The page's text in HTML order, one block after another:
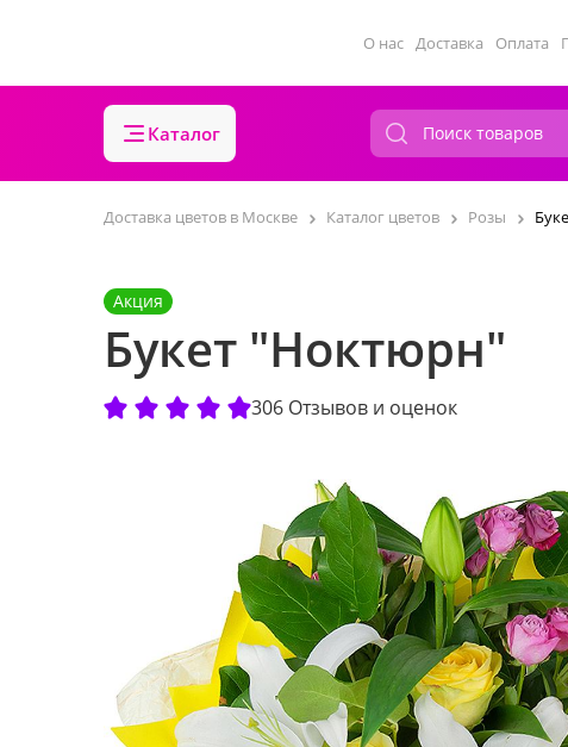
О нас Доставка Оплата
Каталог
Доставка цветов в Москве Каталог цветов Розы
Акция
Букет "Ноктюрн"
306 Отзывов и оценок